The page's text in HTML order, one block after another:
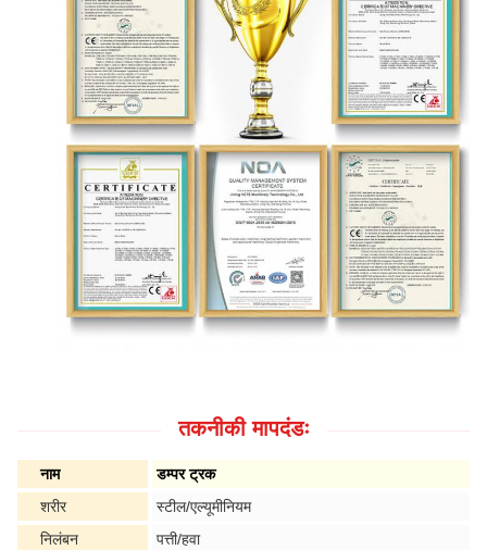
तकनीकी मापदंडः
नाम
डम्पर ट्रक
शरीर
स्टील/एल्यूमीनियम
निलंबन
पत्ती/हवा